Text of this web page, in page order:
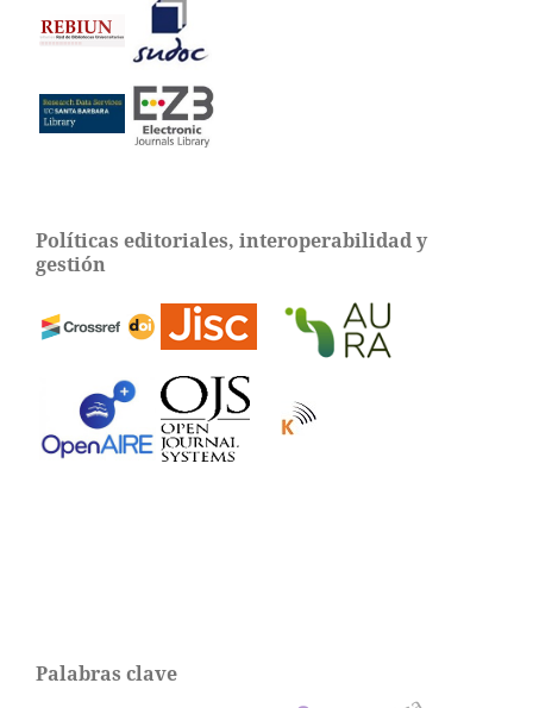
Políticas editoriales, interoperabilidad y
gestión
Palabras clave